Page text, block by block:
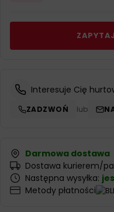
Interesuje Cię
ZADZWOŃ lub
Darmowa dostawa
Dostawa kurierem/
Następna wysyłka:
Metody płatności